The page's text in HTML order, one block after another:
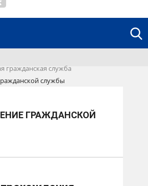
гражданская служба
службы
ГРАЖДАНСКОЙ